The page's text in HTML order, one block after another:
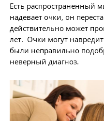
Есть распространенный
надевает очки, он
действительно может
лет. Очки могут
были неправильно
неверный диагноз.